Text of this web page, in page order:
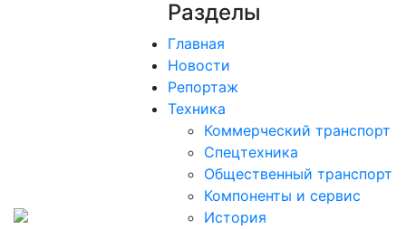
Разделы
Главная
Новости
Репортаж
Техника
Коммерческий транспорт
Спецтехника
Общественный транспорт
Компоненты и сервис
История